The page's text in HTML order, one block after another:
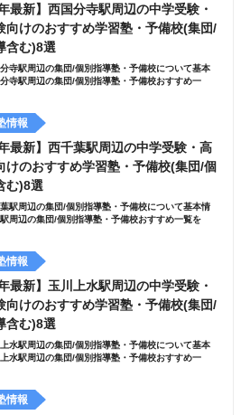
最新】西国分寺駅周辺の中学受験・
向けのおすすめ学習塾・予備校(集団/
含む)8選
寺駅周辺の集団/個別指導塾・予備校について基本
寺駅周辺の集団/個別指導塾・予備校おすすめ一
情報
最新】西千葉駅周辺の中学受験・高
けのおすすめ学習塾・予備校(集団/個
む)8選
駅周辺の集団/個別指導塾・予備校について基本情
周辺の集団/個別指導塾・予備校おすすめ一覧を
情報
最新】玉川上水駅周辺の中学受験・
向けのおすすめ学習塾・予備校(集団/
含む)8選
水駅周辺の集団/個別指導塾・予備校について基本
水駅周辺の集団/個別指導塾・予備校おすすめ一
情報